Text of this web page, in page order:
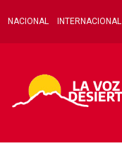
NACIONAL INTERNACIONAL